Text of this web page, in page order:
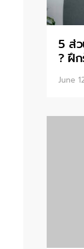
5 ส่
? ฝึก
June